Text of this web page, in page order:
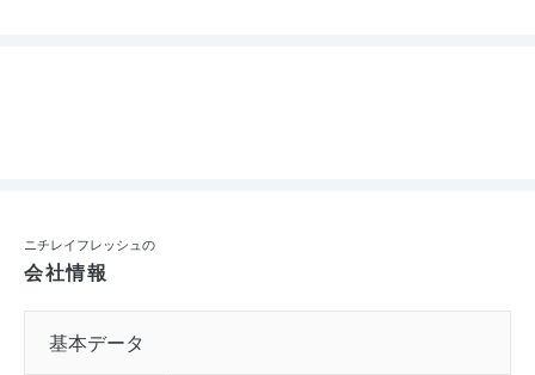
ニチレイフレッシュの
会社情報
基本データ